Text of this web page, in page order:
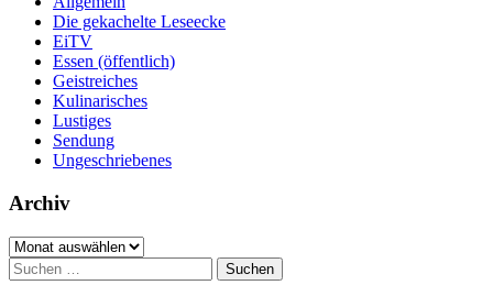
Die gekachelte Leseecke
EiTV
Essen (öffentlich)
Geistreiches
Kulinarisches
Lustiges
Sendung
Ungeschriebenes
Archiv
Archiv
Suchen
nach: